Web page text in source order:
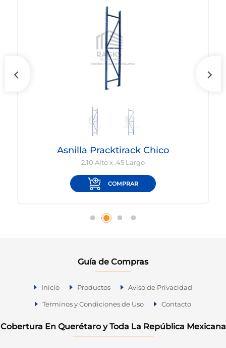
Asnilla Pracktirack Chico
2.10 Alto x .45 Largo
COMPRAR
Guía de Compras
Inicio Productos Aviso de Privacidad
Terminos y Condiciones de Uso Contacto
Cobertura En Querétaro y Toda La República Mexicana